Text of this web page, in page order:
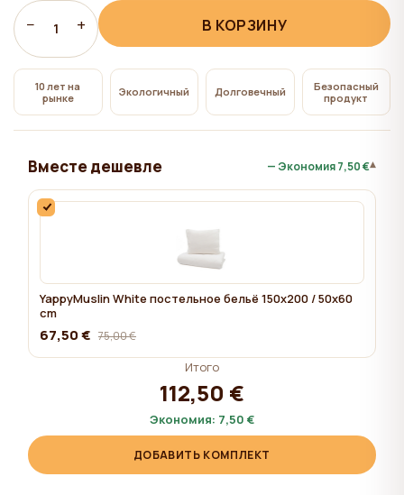
− 1 + В КОРЗИНУ
10 лет на
рынке
Экологичный Долговечный
Безопасный
продукт
Вместе дешевле — Экономия7,50 €▾
YappyMuslin White постельное бельё 150x200 / 50x60
cm
67,50 € 75,00 €
Итого
112,50 €
Экономия: 7,50 €
ДОБАВИТЬ КОМПЛЕКТ
всем", на сайте сохраняются технические файлы
cookie, необходимые для работы сайта,
использование которых не требует согласия
пользователя.